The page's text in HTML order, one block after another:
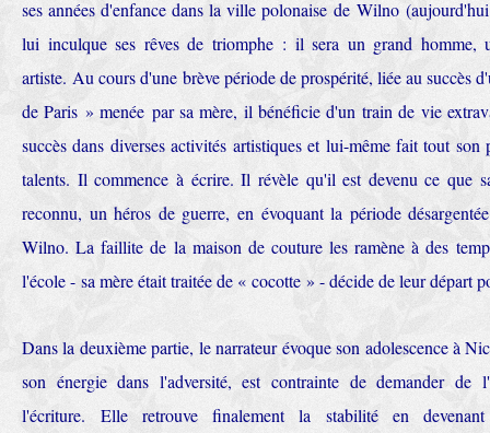
ses années d'enfance dans la ville polonaise de Wilno
lui inculque ses rêves de triomphe : il sera un grand homme,
artiste. Au cours d'une brève période de prospérité, liée au succès
de Paris » menée par sa mère, il bénéficie d'un train de vie
succès dans diverses activités artistiques et lui-même fait tout
talents. Il commence à écrire. Il révèle qu'il est devenu ce que
reconnu, un héros de guerre, en évoquant la période
Wilno. La faillite de la maison de couture les ramène à des
l'école - sa mère était traitée de « cocotte » - décide de leur départ
Dans la deuxième partie, le narrateur évoque son adolescence à
son énergie dans l'adversité, est contrainte de demander de
l'écriture. Elle retrouve finalement la stabilité en